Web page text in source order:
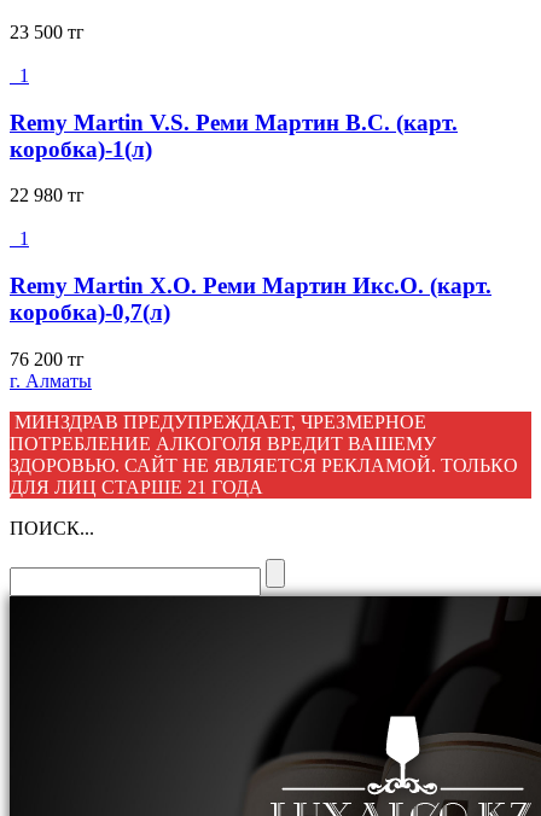
23 500 тг
1
Remy Martin V.S. Реми Мартин В.С. (карт.
коробка)-1(л)
22 980 тг
1
Remy Martin X.O. Реми Мартин Икс.О. (карт.
коробка)-0,7(л)
76 200 тг
г. Алматы
МИНЗДРАВ ПРЕДУПРЕЖДАЕТ, ЧРЕЗМЕРНОЕ
ПОТРЕБЛЕНИЕ АЛКОГОЛЯ ВРЕДИТ ВАШЕМУ
ЗДОРОВЬЮ. САЙТ НЕ ЯВЛЯЕТСЯ РЕКЛАМОЙ. ТОЛЬКО
ДЛЯ ЛИЦ СТАРШЕ 21 ГОДА
ПОИСК...